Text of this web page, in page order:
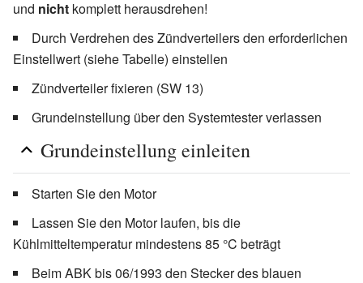
und nicht komplett herausdrehen!
Durch Verdrehen des Zündverteilers den erforderlichen
Einstellwert (siehe Tabelle) einstellen
Zündverteiler fixieren (SW 13)
Grundeinstellung über den Systemtester verlassen
Grundeinstellung einleiten
Starten Sie den Motor
Lassen Sie den Motor laufen, bis die
Kühlmitteltemperatur mindestens 85 °C beträgt
Beim ABK bis 06/1993 den Stecker des blauen